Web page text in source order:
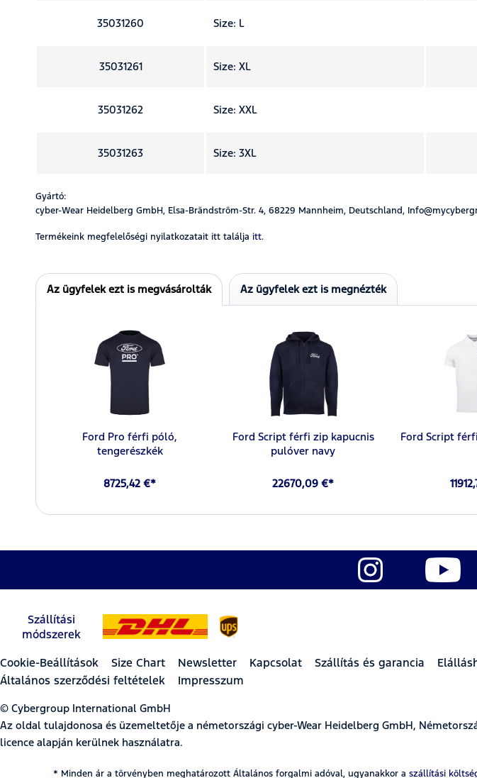
35031260 Size: L
35031261 Size: XL
35031262 Size: XXL
35031263 Size: 3XL
Gyártó:
cyber-Wear Heidelberg GmbH, Elsa-Brändström-Str. 4, 68229 Mannheim, Deutschland,
Termékeink megfelelőségi nyilatkozatait itt találja itt.
Az ügyfelek ezt is megvásárolták Az ügyfelek ezt is megnézték
Ford Pro férfi póló,
tengerészkék
8725,42 €*
Ford Script férfi zip kapucnis
pulóver navy
22670,09 €*
Ford Script
Szállítási
módszerek
Cookie-Beállítások Size Chart Newsletter Kapcsolat Szállítás és garancia
Általános szerződési feltételek
Impresszum
© Cybergroup International GmbH
Az oldal tulajdonosa és üzemeltetője a németországi cyber-Wear Heidelberg GmbH,
licence alapján kerülnek használatra.
* Minden ár a törvényben meghatározott Általános forgalmi adóval, ugyanakkor a szállítási